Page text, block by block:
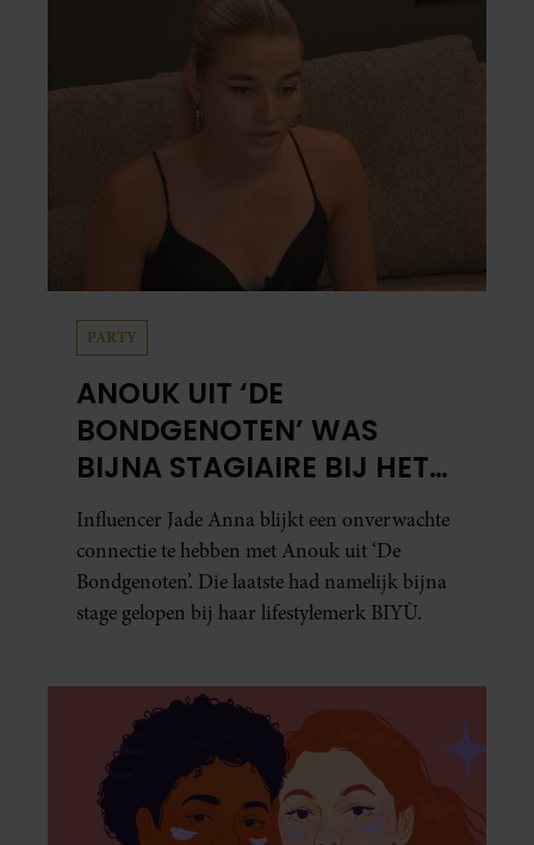
PARTY
ANOUK UIT ‘DE
BONDGENOTEN’ WAS
BIJNA STAGIAIRE BIJ HET
MERK VAN JADE ANNA
Influencer Jade Anna blijkt een onverwachte
connectie te hebben met Anouk uit ‘De
Bondgenoten’. Die laatste had namelijk bijna
stage gelopen bij haar lifestylemerk BIYÙ.